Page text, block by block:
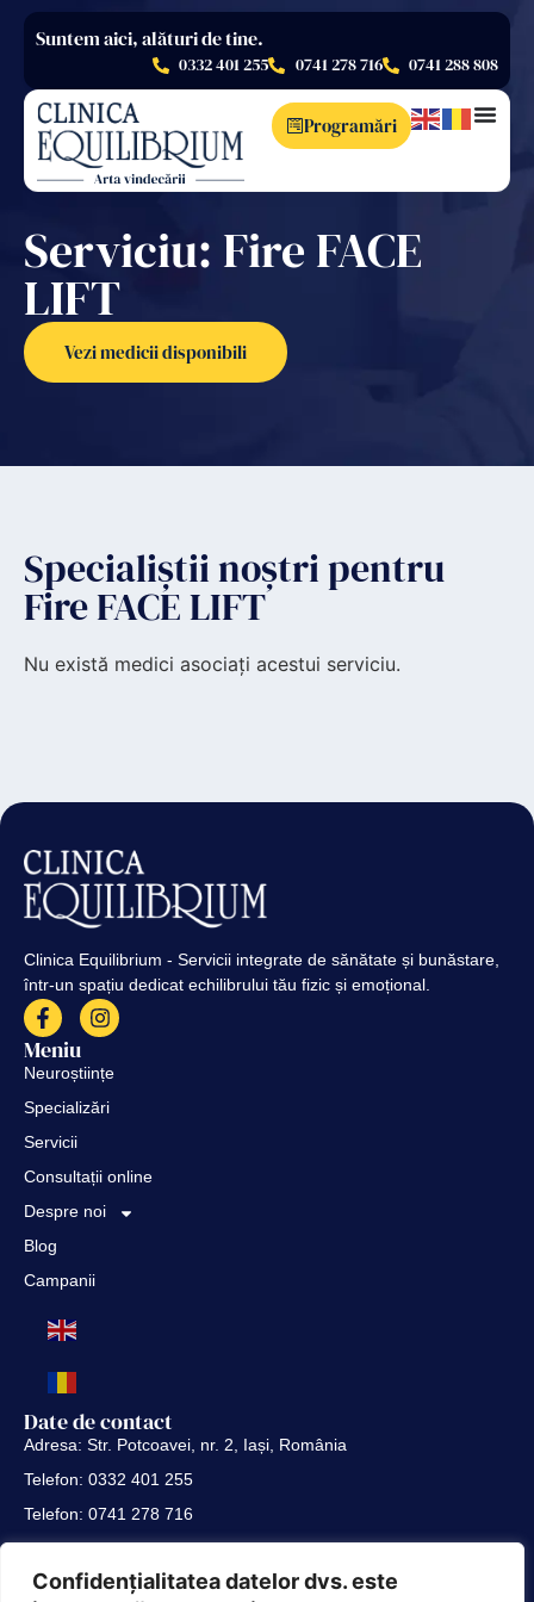
Confidențialitatea datelor dvs. este
Suntem aici, alături de tine.
0332 401 255 0741 278 716 0741 288 808
Programări
Serviciu: Fire FACE
LIFT
Vezi medicii disponibili
Specialiștii noștri pentru
Fire FACE LIFT
Nu există medici asociați acestui serviciu.
Clinica Equilibrium - Servicii integrate de sănătate și bunăstare,
într-un spațiu dedicat echilibrului tău fizic și emoțional.
Meniu
Neuroștiințe
Specializări
Servicii
Consultații online
Despre noi
Blog
Campanii
Date de contact
Adresa: Str. Potcoavei, nr. 2, Iași, România
Telefon: 0332 401 255
Telefon: 0741 278 716
Telefon: 0741 288 808
Link-uri utile